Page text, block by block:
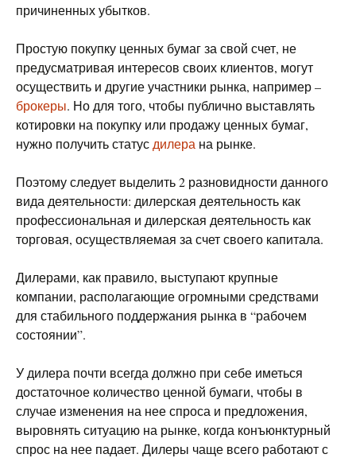
причиненных убытков.
Простую покупку ценных бумаг за свой счет, не
предусматривая интересов своих клиентов, могут
осуществить и другие участники рынка, например –
брокеры. Но для того, чтобы публично выставлять
котировки на покупку или продажу ценных бумаг,
нужно получить статус дилера на рынке.
Поэтому следует выделить 2 разновидности данного
вида деятельности: дилерская деятельность как
профессиональная и дилерская деятельность как
торговая, осуществляемая за счет своего капитала.
Дилерами, как правило, выступают крупные
компании, располагающие огромными средствами
для стабильного поддержания рынка в “рабочем
состоянии”.
У дилера почти всегда должно при себе иметься
достаточное количество ценной бумаги, чтобы в
случае изменения на нее спроса и предложения,
выровнять ситуацию на рынке, когда конъюнктурный
спрос на нее падает. Дилеры чаще всего работают с